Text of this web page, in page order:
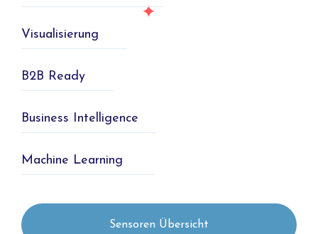
Visualisierung
B2B Ready
Business Intelligence
Machine Learning
Sensoren Übersicht